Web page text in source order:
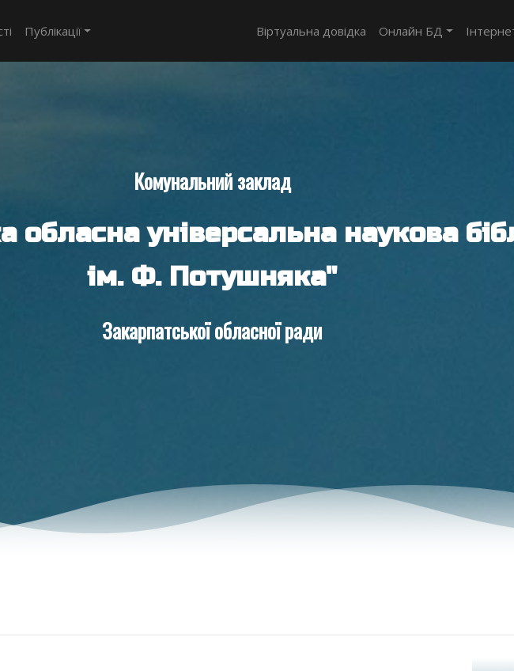
Публікації Віртуальна довідка Онлайн БД
Комунальний заклад
обласна універсальна наукова
ім. Ф. Потушняка"
Закарпатської обласної ради